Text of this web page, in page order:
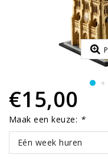
€15,00
Maak een keuze: *
Eén week huren